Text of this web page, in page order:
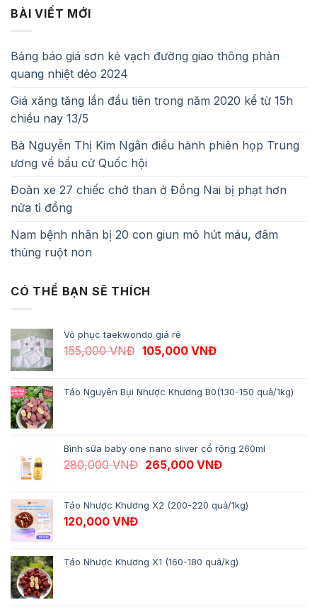
BÀI VIẾT MỚI
Bảng báo giá sơn kẻ vạch đường giao thông phản
quang nhiệt dẻo 2024
Giá xăng tăng lần đầu tiên trong năm 2020 kể từ 15h
chiều nay 13/5
Bà Nguyễn Thị Kim Ngân điều hành phiên họp Trung
ương về bầu cử Quốc hội
Đoàn xe 27 chiếc chở than ở Đồng Nai bị phạt hơn
nửa tỉ đồng
Nam bệnh nhân bị 20 con giun mỏ hút máu, đâm
thủng ruột non
CÓ THỂ BẠN SẼ THÍCH
Võ phục taekwondo giá rẻ
155,000VNĐ Giá gốc là: 155,000 VNĐ.
105,000 VNĐGiá hiện tại là:
Táo Nguyên Bụi Nhược Khương B0(130-150 quả/1kg)
Bình sữa baby one nano sliver cổ rộng 260ml
280,000VNĐ Giá gốc là: 280,000 VNĐ.
265,000 VNĐGiá hiện tại là:
Táo Nhược Khương X2 (200-220 quả/1kg)
120,000 VNĐ
Táo Nhược Khương X1 (160-180 quả/kg)